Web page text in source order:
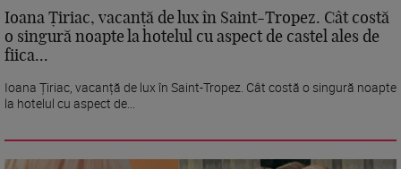
Ioana Țiriac, vacanță de lux în Saint-Tropez. Cât costă
o singură noapte la hotelul cu aspect de castel ales de
fiica...
Ioana Țiriac, vacanță de lux în Saint-Tropez. Cât costă o singură noapte
la hotelul cu aspect de...